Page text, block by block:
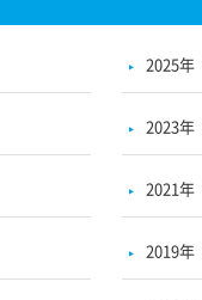
2025年
2023年
2021年
2019年